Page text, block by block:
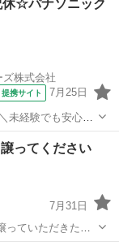
ません。 よろ
休☆パナソニック
株式会社
提携サイト 7月25日
インで、材料の
す。 ◎駅からス
ってください
7月31日
っていただきたい